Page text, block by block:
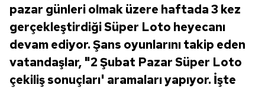
pazar günleri olmak üzere haftada 3 kez
gerçekleştirdiği Süper Loto heyecanı
devam ediyor. Şans oyunlarını takip eden
vatandaşlar, "2 Şubat Pazar Süper Loto
çekiliş sonuçları' aramaları yapıyor. İşte